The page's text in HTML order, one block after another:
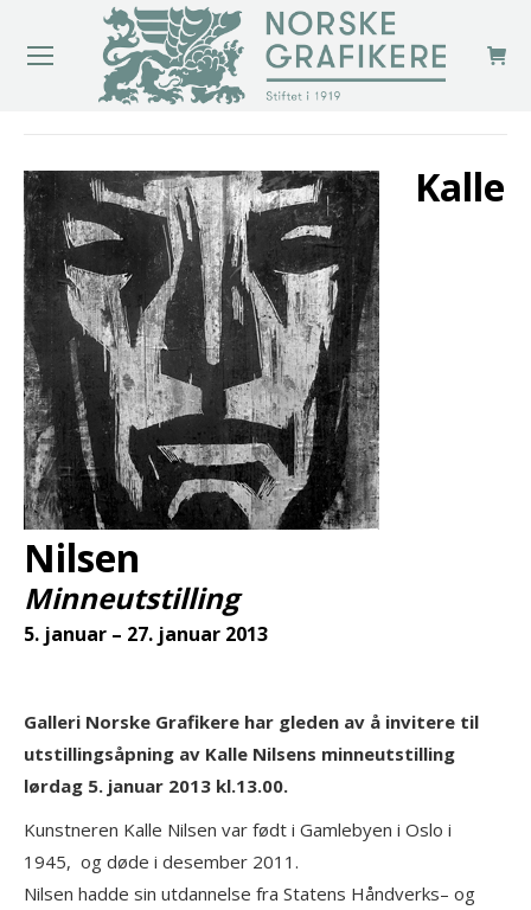
Kalle
Nilsen
Minneutstilling
5. januar – 27. januar 2013
Galleri Norske Grafikere har gleden av å invitere til
utstillingsåpning av Kalle Nilsens minneutstilling
lørdag 5. januar 2013 kl.13.00.
Kunstneren Kalle Nilsen var født i Gamlebyen i Oslo i
1945, og døde i desember 2011.
Nilsen hadde sin utdannelse fra Statens Håndverks– og